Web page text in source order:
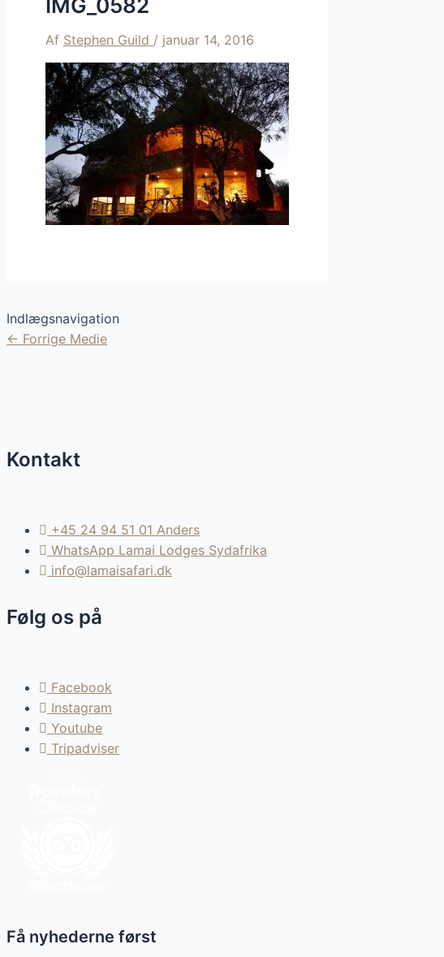
Af Stephen Guild / januar 14, 2016
Indlægsnavigation
← Forrige Medie
Kontakt
+45 24 94 51 01 Anders
WhatsApp Lamai Lodges Sydafrika
info@lamaisafari.dk
Følg os på
Facebook
Instagram
Youtube
Tripadviser
Få nyhederne først